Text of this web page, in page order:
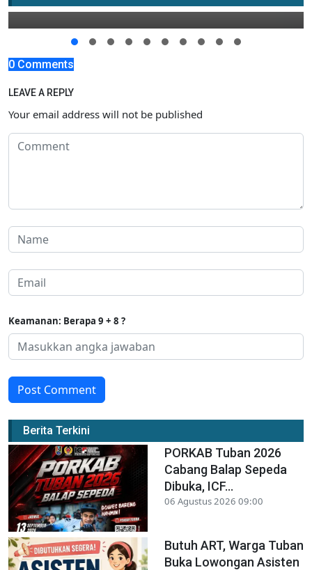
23 Februari 2018 13:00
0 Comments
LEAVE A REPLY
Your email address will not be published
Keamanan: Berapa 9 + 8 ?
Post Comment
Berita Terkini
PORKAB Tuban 2026
Cabang Balap Sepeda
Dibuka, ICF...
06 Agustus 2026 09:00
Butuh ART, Warga Tuban
Buka Lowongan Asisten